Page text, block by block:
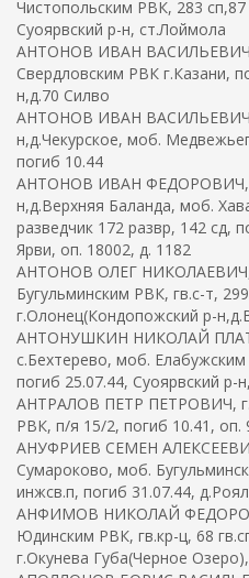
Чистопольским РВК, 283 сп,87
Суоярвский р-н, ст.Лоймола
АНТОНОВ ИВАН ВАСИЛЬЕВИЧ,
Свердловским РВК г.Казани,
н,д.70 Силво
АНТОНОВ ИВАН ВАСИЛЬЕВИЧ,
н,д.Чекурское, моб.
погиб 10.44
АНТОНОВ ИВАН ФЕДОРОВИЧ,
н,д.Верхняя Баланда, моб.
разведчик 172 развр, 142 сд,
Ярви, оп. 18002, д. 1182
АНТОНОВ ОЛЕГ НИКОЛАЕВИЧ,
Бугульминским РВК, гв.с-т,
г.Олонец(Кондопожский р-
АНТОНУШКИН НИКОЛАЙ
с.Бехтерево, моб.
погиб 25.07.44, Суоярвский р-
АНТРАЛОВ ПЕТР ПЕТРОВИЧ,
РВК, п/я 15/2, погиб 10.41, оп.
АНУФРИЕВ СЕМЕН
Сумароково, моб.
инжсв.п, погиб 31.07.44,
АНФИМОВ НИКОЛАЙ
Юдинским РВК, гв.кр-ц, 68
г.Окунева Губа(Черное